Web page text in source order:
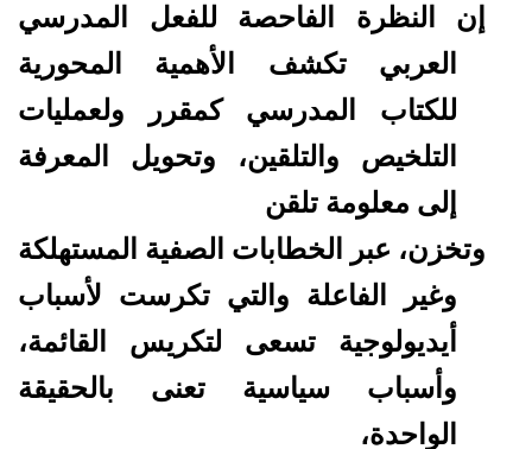
إن النظرة الفاحصة للفعل المدرسي
العربي تكشف الأهمية المحورية
للكتاب المدرسي كمقرر ولعمليات
التلخيص والتلقين، وتحويل المعرفة
إلى معلومة تلقن
وتخزن، عبر الخطابات الصفية المستهلكة
وغير الفاعلة والتي تكرست لأسباب
أيديولوجية تسعى لتكريس القائمة،
وأسباب سياسية تعنى بالحقيقة
الواحدة،